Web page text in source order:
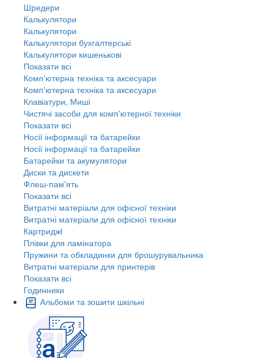
Шредери
Калькулятори
Калькулятори
Калькулятори бухгалтерські
Калькулятори кишенькові
Показати всі
Комп'ютерна техніка та аксесуари
Комп'ютерна техніка та аксесуари
Клавіатури, Миші
Чистячі засоби для комп'ютерної техніки
Показати всі
Носії інформації та батарейки
Носії інформації та батарейки
Батарейки та акумулятори
Диски та дискети
Флеш-пам'ять
Показати всі
Витратні матеріали для офісної техніки
Витратні матеріали для офісної техніки
Картриджi
Плівки для ламінатора
Пружини та обкладинки для брошурувальника
Витратні матеріали для принтерів
Показати всі
Годинники
Альбоми та зошити шкільні